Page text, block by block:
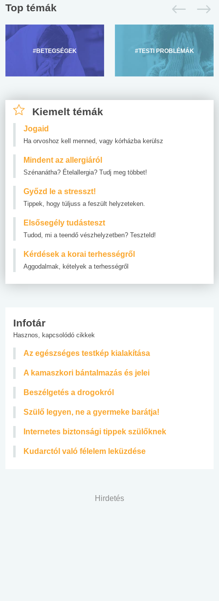
Top témák
#BETEGSÉGEK #TESTI PROBLÉMÁK
Kiemelt témák
Jogaid
Ha orvoshoz kell menned, vagy kórházba kerülsz
Mindent az allergiáról
Szénanátha? Ételallergia? Tudj meg többet!
Győzd le a stresszt!
Tippek, hogy túljuss a feszült helyzeteken.
Elsősegély tudásteszt
Tudod, mi a teendő vészhelyzetben? Teszteld!
Kérdések a korai terhességről
Aggodalmak, kételyek a terhességről
Infotár
Hasznos, kapcsolódó cikkek
Az egészséges testkép kialakítása
A kamaszkori bántalmazás és jelei
Beszélgetés a drogokról
Szülő legyen, ne a gyermeke barátja!
Internetes biztonsági tippek szülőknek
Kudarctól való félelem leküzdése
Hirdetés